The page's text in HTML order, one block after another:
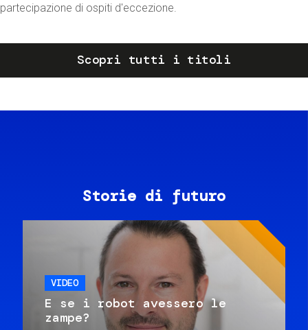
partecipazione di ospiti d'eccezione.
Scopri tutti i titoli
Storie di futuro
VIDEO
E se i robot avessero le
zampe?